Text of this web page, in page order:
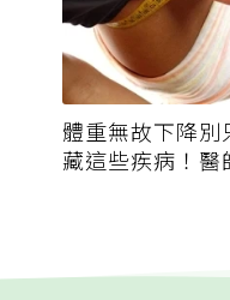
體重無故下降
藏這些疾病！醫